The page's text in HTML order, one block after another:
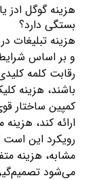
هزینه گوگل ادز
بستگی دارد؟
هزینه تبلیغات
و بر اساس شرایط
رقابت کلمه
باشند، هزینه
کمپین ساختار
ارائه کند،
رویکرد این
مشابه، هزینه
می‌شود